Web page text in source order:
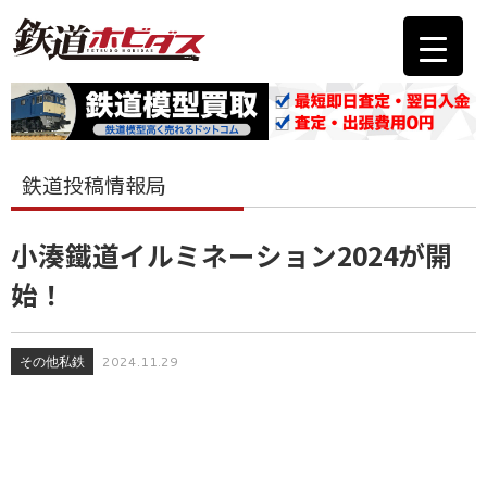
鉄道投稿情報局
小湊鐵道イルミネーション2024が開
始！
その他私鉄 2024.11.29